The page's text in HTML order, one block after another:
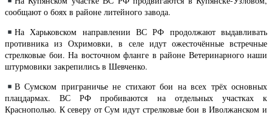
сообщают о боях в районе литейного завода.
На Харьковском направлении ВС РФ продолжают выдавливать
противника из Охримовки, в селе идут ожесточённые встречные
стрелковые бои. На восточном фланге в районе Ветеринарного наши
штурмовики закрепились в Шевченко.
В Сумском приграничье не стихают бои на всех трёх основных
плацдармах. ВС РФ пробиваются на отдельных участках к
Краснополью. К северу от Сум идут стрелковые бои в Иволжанском и